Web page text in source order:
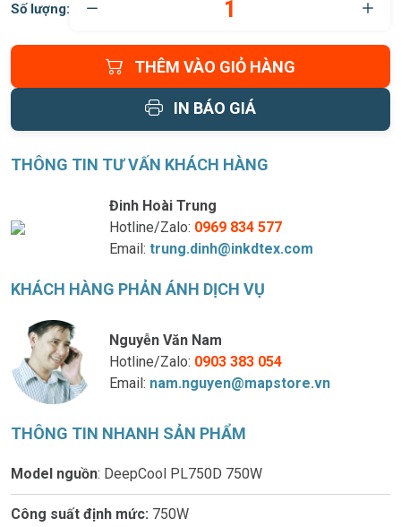
Số lượng:
THÊM VÀO GIỎ HÀNG
IN BÁO GIÁ
THÔNG TIN TƯ VẤN KHÁCH HÀNG
Đinh Hoài Trung
Hotline/Zalo: 0969 834 577
Email: trung.dinh@inkdtex.com
KHÁCH HÀNG PHẢN ÁNH DỊCH VỤ
Nguyễn Văn Nam
Hotline/Zalo: 0903 383 054
Email: nam.nguyen@mapstore.vn
THÔNG TIN NHANH SẢN PHẨM
Model nguồn: DeepCool PL750D 750W
Công suất định mức: 750W